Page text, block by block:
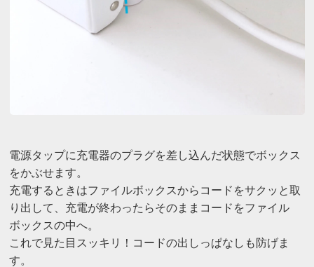
電源タップに充電器のプラグを差し込んだ状態でボックス
をかぶせます。
充電するときはファイルボックスからコードをサクッと取
り出して、充電が終わったらそのままコードをファイル
ボックスの中へ。
これで見た目スッキリ！コードの出しっぱなしも防げま
す。